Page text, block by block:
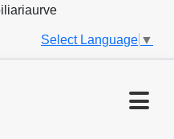
Select Language ▼